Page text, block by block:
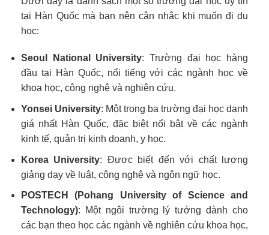
tại Hàn Quốc mà bạn nên cân nhắc khi muốn đi du
học:
Seoul National University: Trường đại học hàng
đầu tại Hàn Quốc, nổi tiếng với các ngành học về
khoa học, công nghệ và nghiên cứu.
Yonsei University: Một trong ba trường đại học danh
giá nhất Hàn Quốc, đặc biệt nổi bật về các ngành
kinh tế, quản trị kinh doanh, y học.
Korea University: Được biết đến với chất lượng
giảng dạy về luật, công nghệ và ngôn ngữ học.
POSTECH (Pohang University of Science and
Technology): Một ngôi trường lý tưởng dành cho
các bạn theo học các ngành về nghiên cứu khoa học,